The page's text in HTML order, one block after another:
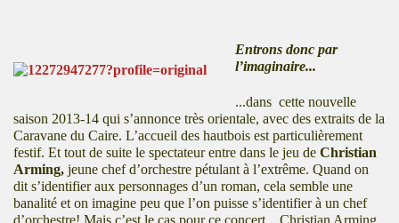
Entrons donc par
l’imaginaire...
...dans cette nouvelle
saison 2013-14 qui s’annonce très orientale, avec des extraits de la
Caravane du Caire. L’accueil des hautbois est particulièrement
festif. Et tout de suite le spectateur entre dans le jeu de Christian
Arming, jeune chef d’orchestre pétulant à l’extrême. Quand on
dit s’identifier aux personnages d’un roman, cela semble une
banalité et on imagine peu que l’on puisse s’identifier à un chef